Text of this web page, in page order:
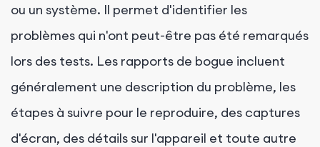
ou un système. Il permet d'identifier les
problèmes qui n'ont peut-être pas été remarqués
lors des tests. Les rapports de bogue incluent
généralement une description du problème, les
étapes à suivre pour le reproduire, des captures
d'écran, des détails sur l'appareil et toute autre